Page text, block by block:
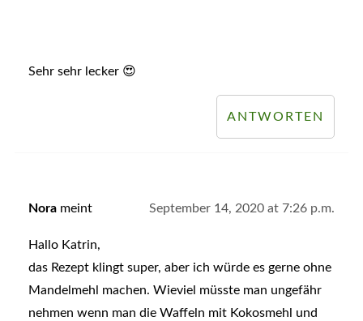
Sehr sehr lecker 😍
ANTWORTEN
Nora meint September 14, 2020 at 7:26 p.m.
Hallo Katrin,
das Rezept klingt super, aber ich würde es gerne ohne
Mandelmehl machen. Wieviel müsste man ungefähr
nehmen wenn man die Waffeln mit Kokosmehl und